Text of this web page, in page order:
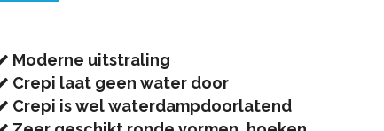
Moderne uitstraling
Crepi laat geen water door
Crepi is wel waterdampdoorlatend